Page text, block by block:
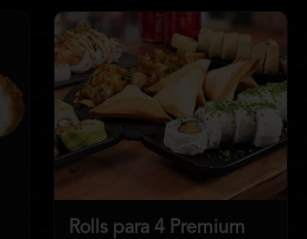
Rolls para 4 Premium